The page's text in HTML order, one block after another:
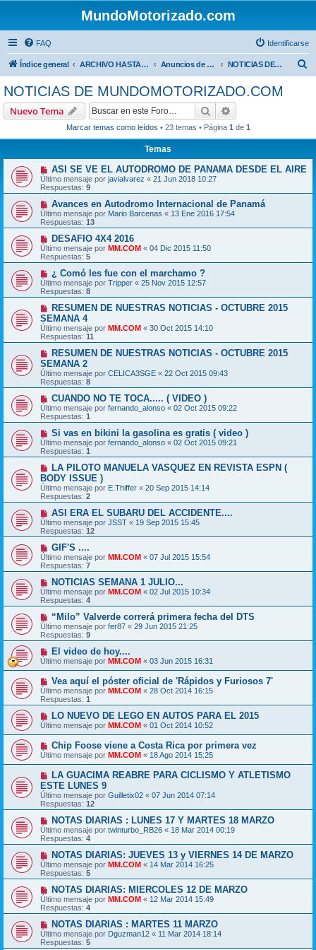
MundoMotorizado.com
FAQ Identificarse
Índice general ARCHIVO HASTA 2018 Anuncios de www.mundomotorizado.com NOTICIAS DE MUNDOMOTORIZADO.COM
NOTICIAS DE MUNDOMOTORIZADO.COM
Nuevo Tema Buscar
Marcar temas como leídos • 23 temas • Página 1 de 1
Temas
ASI SE VE EL AUTODROMO DE PANAMA DESDE EL AIRE
Último mensaje por javialvarez « 21 Jun 2018 10:27
Respuestas: 9
Avances en Autodromo Internacional de Panamá
Último mensaje por Mario Barcenas « 13 Ene 2016 17:54
Respuestas: 13
DESAFIO 4X4 2016
Último mensaje por MM.COM « 04 Dic 2015 11:50
Respuestas: 5
¿ Comó les fue con el marchamo ?
Último mensaje por Tripper « 25 Nov 2015 12:57
Respuestas: 8
RESUMEN DE NUESTRAS NOTICIAS - OCTUBRE 2015
SEMANA 4
Último mensaje por MM.COM « 30 Oct 2015 14:10
Respuestas: 11
RESUMEN DE NUESTRAS NOTICIAS - OCTUBRE 2015
SEMANA 2
Último mensaje por CELICA3SGE « 22 Oct 2015 09:43
Respuestas: 8
CUANDO NO TE TOCA..... ( VIDEO )
Último mensaje por fernando_alonso « 02 Oct 2015 09:22
Respuestas: 1
Si vas en bikini la gasolina es gratis ( video )
Último mensaje por fernando_alonso « 02 Oct 2015 09:21
Respuestas: 1
LA PILOTO MANUELA VASQUEZ EN REVISTA ESPN (
BODY ISSUE )
Último mensaje por E.Thiffer « 20 Sep 2015 14:14
Respuestas: 2
ASI ERA EL SUBARU DEL ACCIDENTE....
Último mensaje por JSST « 19 Sep 2015 15:45
Respuestas: 12
GIF'S ....
Último mensaje por MM.COM « 07 Jul 2015 15:54
Respuestas: 7
NOTICIAS SEMANA 1 JULIO...
Último mensaje por MM.COM « 02 Jul 2015 10:34
Respuestas: 4
“Milo” Valverde correrá primera fecha del DTS
Último mensaje por fer87 « 29 Jun 2015 21:25
Respuestas: 9
El video de hoy....
Último mensaje por MM.COM « 03 Jun 2015 16:31
Vea aquí el póster oficial de 'Rápidos y Furiosos 7'
Último mensaje por MM.COM « 28 Oct 2014 16:15
Respuestas: 1
LO NUEVO DE LEGO EN AUTOS PARA EL 2015
Último mensaje por MM.COM « 01 Oct 2014 10:52
Chip Foose viene a Costa Rica por primera vez
Último mensaje por MM.COM « 18 Ago 2014 15:25
LA GUACIMA REABRE PARA CICLISMO Y ATLETISMO
ESTE LUNES 9
Último mensaje por Guilletix02 « 07 Jun 2014 07:14
Respuestas: 12
NOTAS DIARIAS : LUNES 17 Y MARTES 18 MARZO
Último mensaje por twinturbo_RB26 « 18 Mar 2014 00:19
Respuestas: 4
NOTAS DIARIAS: JUEVES 13 y VIERNES 14 DE MARZO
Último mensaje por MM.COM « 14 Mar 2014 16:25
Respuestas: 5
NOTAS DIARIAS: MIERCOLES 12 DE MARZO
Último mensaje por MM.COM « 12 Mar 2014 15:49
Respuestas: 4
NOTAS DIARIAS : MARTES 11 MARZO
Último mensaje por Dguzman12 « 11 Mar 2014 18:14
Respuestas: 5